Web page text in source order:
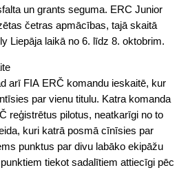
un grants seguma. ERC Junior
četras apmācības, tajā skaitā
Liepāja laikā no 6. līdz 8. oktobrim.
arī FIA ERČ komandu ieskaitē, kur
par vienu titulu. Katra komanda
reģistrētus pilotus, neatkarīgi no to
kuri katrā posmā cīnīsies par
punktus par divu labāko ekipāžu
tiekot sadalītiem attiecīgi pēc